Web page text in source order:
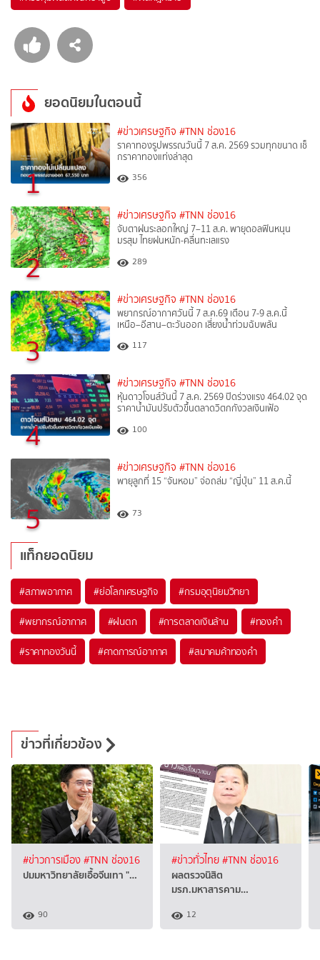
ยอดนิยมในตอนนี้
1
#ข่าวเศรษฐกิจ #TNN ช่อง16
ราคาทองรูปพรรณวันนี้ 7 ส.ค. 2569 รวมทุกขนาด เช็
กราคาทองแท่งล่าสุด
356
2
#ข่าวเศรษฐกิจ #TNN ช่อง16
จับตาฝนระลอกใหญ่ 7–11 ส.ค. พายุดอลฟินหนุน
มรสุม ไทยฝนหนัก-คลื่นทะเลแรง
289
3
#ข่าวเศรษฐกิจ #TNN ช่อง16
พยากรณ์อากาศวันนี้ 7 ส.ค.69 เตือน 7-9 ส.ค.นี้
เหนือ–อีสาน–ตะวันออก เสี่ยงน้ำท่วมฉับพลัน
117
4
#ข่าวเศรษฐกิจ #TNN ช่อง16
หุ้นดาวโจนส์วันนี้ 7 ส.ค. 2569 ปิดร่วงแรง 464.02 จุด
ราคาน้ำมันปรับตัวขึ้นตลาดวิตกกังวลเงินเฟ้อ
100
5
#ข่าวเศรษฐกิจ #TNN ช่อง16
พายุลูกที่ 15 “จันหอม” จ่อถล่ม “ญี่ปุ่น” 11 ส.ค.นี้
73
แท็กยอดนิยม
#สภาพอากาศ #ย่อโลกเศรษฐกิจ #กรมอุตุนิยมวิทยา
#พยากรณ์อากาศ #ฝนตก #การตลาดเงินล้าน #ทองคำ
#ราคาทองวันนี้ #คาดการณ์อากาศ #สมาคมค้าทองคำ
ข่าวที่เกี่ยวข้อง
#ข่าวการเมือง#TNN ช่อง16
ปมมหาวิทยาลัยเอื้อจีนเทา "…
90
#ข่าวทั่วไทย#TNN ช่อง16
ผลตรวจนิสิต
มรภ.มหาสารคาม…
12